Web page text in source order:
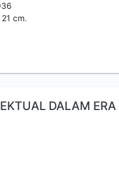
cm.
DALAM ERA